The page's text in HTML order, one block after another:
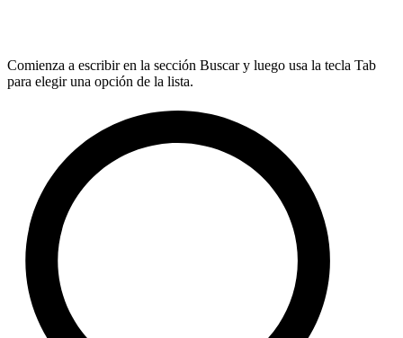
Comienza a escribir en la sección Buscar y luego usa la tecla Tab
para elegir una opción de la lista.